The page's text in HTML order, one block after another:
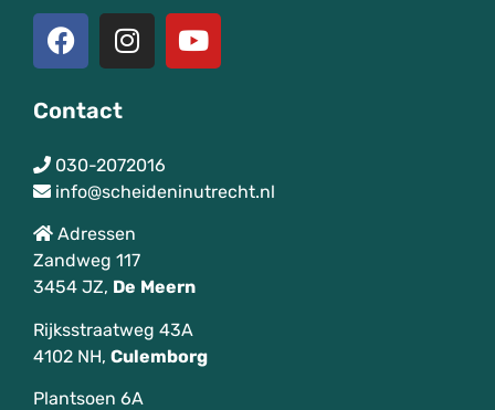
Contact
030-2072016
info@scheideninutrecht.nl
Adressen
Zandweg 117
3454 JZ, De Meern
Rijksstraatweg 43A
4102 NH, Culemborg
Plantsoen 6A